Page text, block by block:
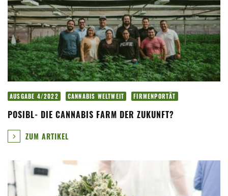
AUSGABE 4/2022 CANNABIS WELTWEIT FIRMENPORTÄT
POSIBL- DIE CANNABIS FARM DER ZUKUNFT?
ZUM ARTIKEL